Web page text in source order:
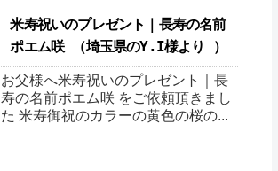
米寿祝いのプレゼント｜長寿の名前
ポエム咲 （埼玉県のY.I様より ）
お父様へ米寿祝いのプレゼント｜長
寿の名前ポエム咲 をご依頼頂きまし
た 米寿御祝のカラーの黄色の桜の...